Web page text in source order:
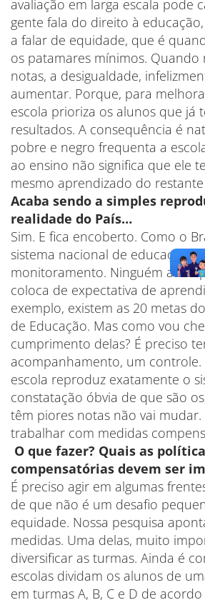
avaliação em larga escala pode
gente fala do direito à
a falar de equidade, que é
os patamares mínimos. Quando
notas, a desigualdade,
aumentar. Porque, para
escola prioriza os alunos que já
resultados. A consequência é
pobre e negro frequenta a
ao ensino não significa que ele
mesmo aprendizado do
Acaba sendo a simples
realidade do País…
Sim. E fica encoberto. Como o
sistema nacional de educação,
monitoramento. Ninguém
coloca de expectativa de
exemplo, existem as 20 metas
de Educação. Mas como vou
cumprimento delas? É preciso
acompanhamento, um controle.
escola reproduz exatamente o
constatação óbvia de que são
têm piores notas não vai mudar.
trabalhar com medidas
O que fazer? Quais as
compensatórias devem ser
É preciso agir em algumas
de que não é um desafio
equidade. Nossa pesquisa
medidas. Uma delas, muito
diversificar as turmas. Ainda é
escolas dividam os alunos de
em turmas A, B, C e D de